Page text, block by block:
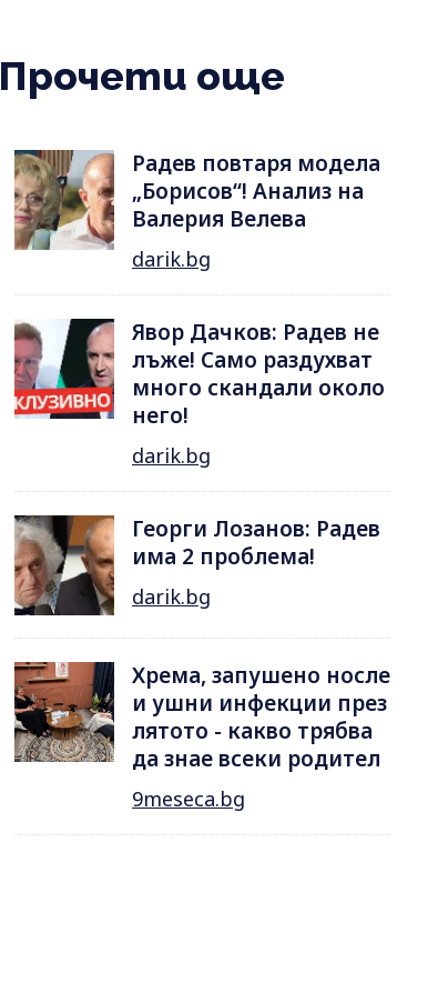
Прочети още
Радев повтаря модела
„Борисов“! Анализ на
Валерия Велева
darik.bg
Явор Дачков: Радев не
лъже! Само раздухват
много скандали около
него!
darik.bg
Георги Лозанов: Радев
има 2 проблема!
darik.bg
Хрема, запушено носле
и ушни инфекции през
лятотo - какво трябва
да знае всеки родител
9meseca.bg